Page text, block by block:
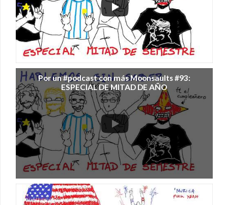
Por un #podcast con más Moonsaults #93:
ESPECIAL DE MITAD DE AÑO